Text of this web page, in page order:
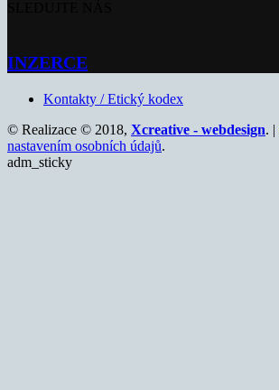
INZERCE
Kontakty / Etický kodex
© Realizace © 2018, Xcreative - webdesign. |
nastavením osobních údajů.
adm_sticky